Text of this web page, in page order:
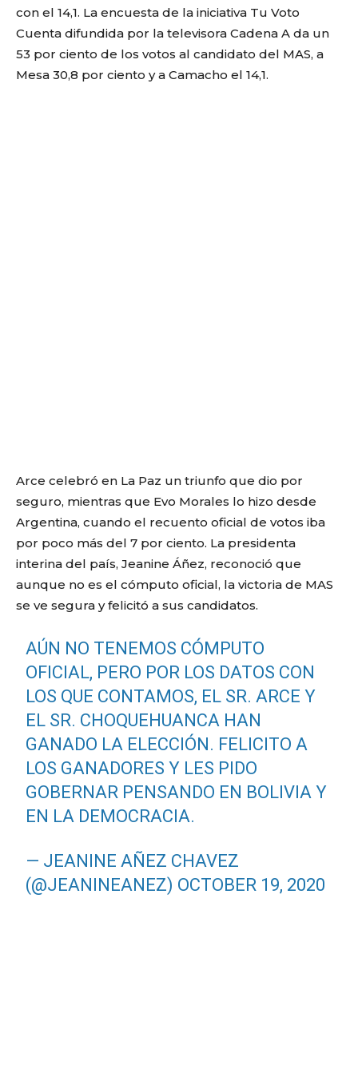
con el 14,1. La encuesta de la iniciativa Tu Voto
Cuenta difundida por la televisora Cadena A da un
53 por ciento de los votos al candidato del MAS, a
Mesa 30,8 por ciento y a Camacho el 14,1.
Arce celebró en La Paz un triunfo que dio por
seguro, mientras que Evo Morales lo hizo desde
Argentina, cuando el recuento oficial de votos iba
por poco más del 7 por ciento. La presidenta
interina del país, Jeanine Áñez, reconoció que
aunque no es el cómputo oficial, la victoria de MAS
se ve segura y felicitó a sus candidatos.
AÚN NO TENEMOS CÓMPUTO
OFICIAL, PERO POR LOS DATOS CON
LOS QUE CONTAMOS, EL SR. ARCE Y
EL SR. CHOQUEHUANCA HAN
GANADO LA ELECCIÓN. FELICITO A
LOS GANADORES Y LES PIDO
GOBERNAR PENSANDO EN BOLIVIA Y
EN LA DEMOCRACIA.
— JEANINE AÑEZ CHAVEZ
(@JEANINEANEZ) OCTOBER 19, 2020